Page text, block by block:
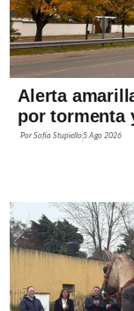
Alerta
por tormenta
PorSofía Stupiello5 Ago 2026